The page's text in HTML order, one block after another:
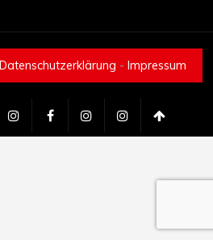
Datenschutzerklärung - Impressum